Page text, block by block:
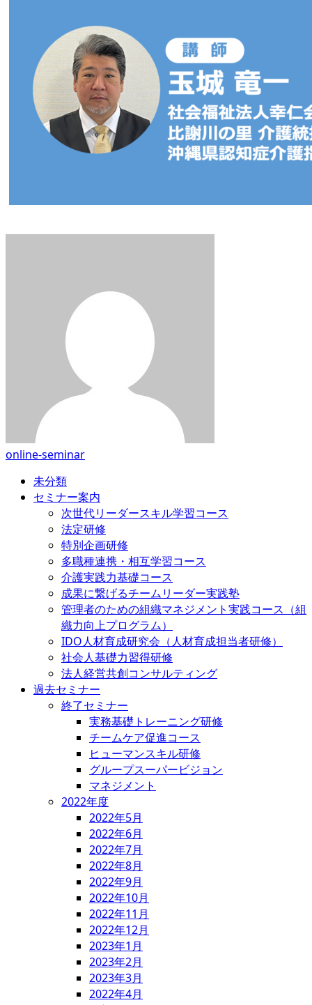
online-seminar
未分類
セミナー案内
次世代リーダースキル学習コース
法定研修
特別企画研修
多職種連携・相互学習コース
介護実践力基礎コース
成果に繋げるチームリーダー実践塾
管理者のための組織マネジメント実践コース（組
織力向上プログラム）
IDO人材育成研究会（人材育成担当者研修）
社会人基礎力習得研修
法人経営共創コンサルティング
過去セミナー
終了セミナー
実務基礎トレーニング研修
チームケア促進コース
ヒューマンスキル研修
グループスーパービジョン
マネジメント
2022年度
2022年5月
2022年6月
2022年7月
2022年8月
2022年9月
2022年10月
2022年11月
2022年12月
2023年1月
2023年2月
2023年3月
2022年4月